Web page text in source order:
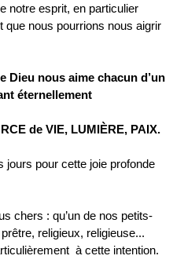
notre esprit, en particulier
que nous pourrions nous aigrir
Dieu nous aime chacun d’un
éternellement
de VIE, LUMIÈRE, PAIX.
jours pour cette joie profonde
chers : qu’un de nos petits-
religieux, religieuse...
à cette intention.